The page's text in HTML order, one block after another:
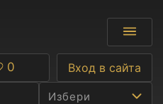
Избери
Любими
0 Вход в сайта